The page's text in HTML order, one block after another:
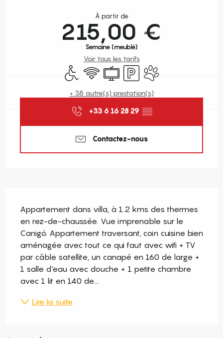
À partir de
215,00 €
Semaine (meublé)
Voir tous les tarifs
Accès handicapés
WiFi Télévision
ParkingAnimaux acceptés
+ 38 autre(s) prestation(s)
+33 6 16 28 29 ▒▒
Contactez-nous
Appartement dans villa, à 1.2 kms des thermes
en rez-de-chaussée. Vue imprenable sur le
Canigó. Appartement traversant, coin cuisine bien
aménagée avec tout ce qui faut avec wifi + TV
par câble satellite, un canapé en 160 de large +
1 salle d'eau avec douche + 1 petite chambre
avec 1 lit en 140 de...
Lire la suite